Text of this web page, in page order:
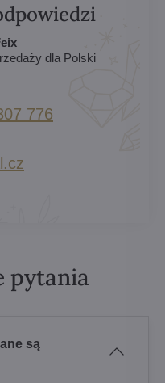
dla Polski
776
pytania
są